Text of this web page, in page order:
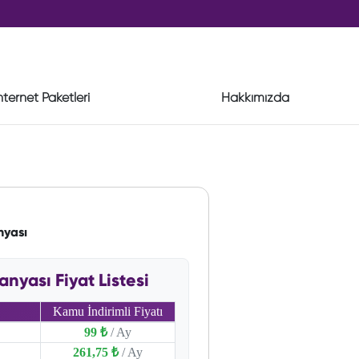
Paketleri Hakkımızda
Fiyat Listesi
Kamu İndirimli Fiyatı
99 ₺ / Ay
261,75 ₺ / Ay